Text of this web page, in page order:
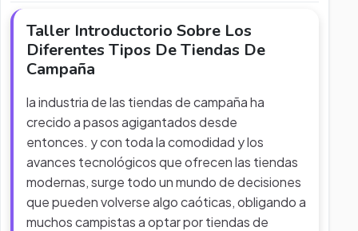
Taller Introductorio Sobre Los
Diferentes Tipos De Tiendas De
Campaña
la industria de las tiendas de campaña ha
crecido a pasos agigantados desde
entonces. y con toda la comodidad y los
avances tecnológicos que ofrecen las tiendas
modernas, surge todo un mundo de decisiones
que pueden volverse algo caóticas, obligando a
muchos campistas a optar por tiendas de